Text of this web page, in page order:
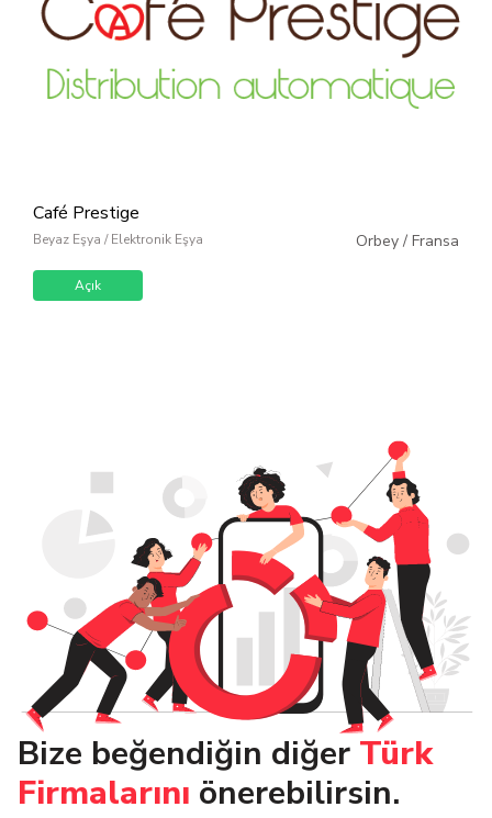
Café Prestige
Beyaz Eşya / Elektronik Eşya Orbey / Fransa
Açık
Bize beğendiğin diğer Türk
Firmalarını önerebilirsin.